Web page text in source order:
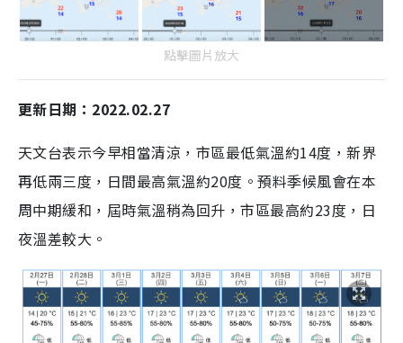
點擊圖片放大
更新日期：2022.02.27
天文台表示今早相當清涼，市區最低氣溫約14度，新界
再低兩三度，日間最高氣溫約20度。預料季候風會在本
周中期緩和，屆時氣溫稍為回升，市區最高約23度，日
夜溫差較大。